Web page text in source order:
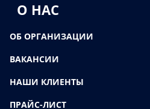
О НАС
ОБ ОРГАНИЗАЦИИ
ВАКАНСИИ
НАШИ КЛИЕНТЫ
ПРАЙС-ЛИСТ